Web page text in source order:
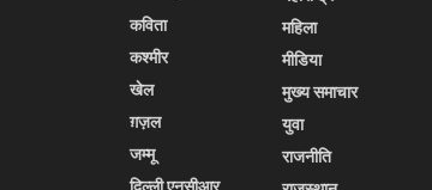
कविता
कश्मीर
खेल
ग़ज़ल
जम्मू
दिल्ली एनसीआर
महिला
मीडिया
मुख्य समाचार
युवा
राजनीति